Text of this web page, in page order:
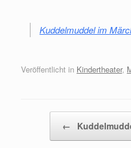
Kuddelmuddel im
Veröffentlicht in Kindertheater,
←